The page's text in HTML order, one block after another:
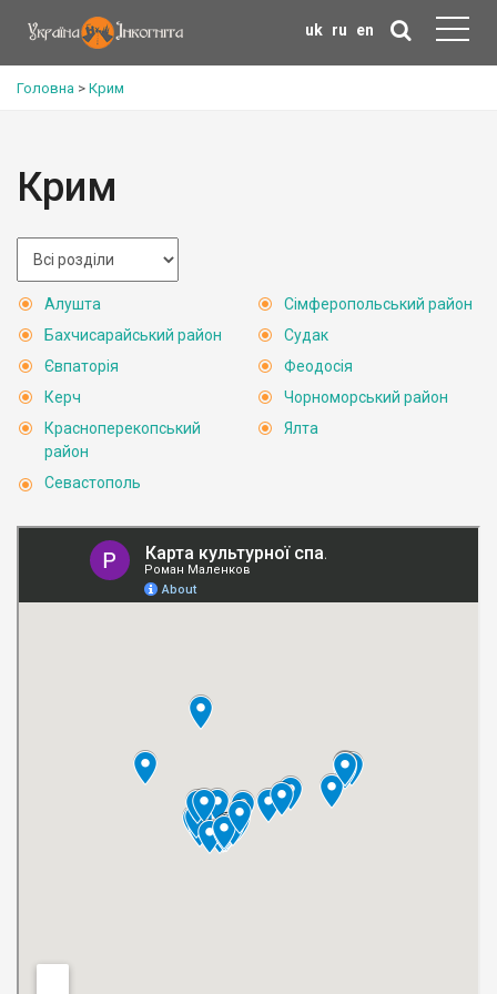
uk ru en
Головна > Крим
Крим
Алушта
Бахчисарайський район
Євпаторія
Керч
Красноперекопський
район
Севастополь
Сімферопольський район
Судак
Феодосія
Чорноморський район
Ялта